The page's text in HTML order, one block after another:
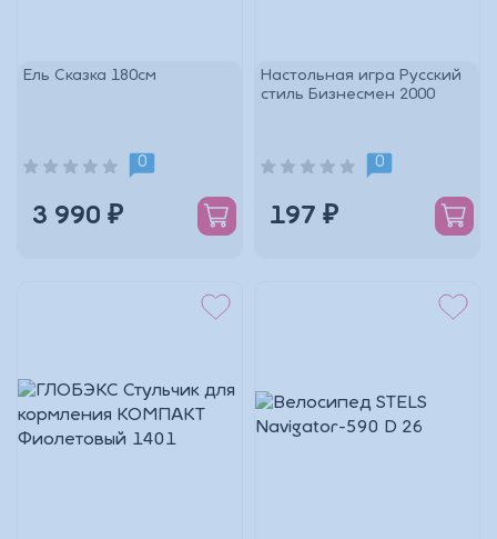
Ель Сказка 180см
0
3 990 ₽
Настольная игра Русский
стиль Бизнесмен 2000
0
197 ₽